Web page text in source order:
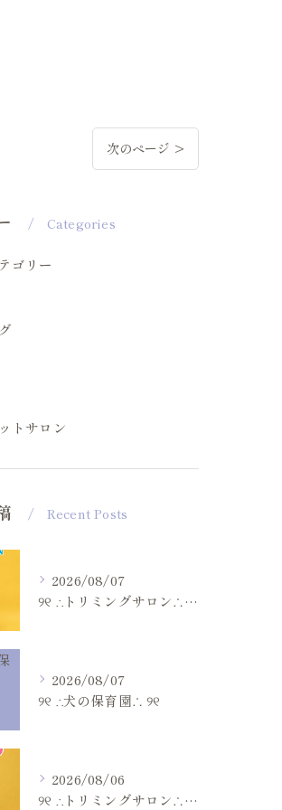
次のページ >
Categories
ゴリー
トサロン
Recent Posts
2026/08/07
୨୧ ∴トリミングサロン∴ ୨୧
2026/08/07
୨୧ ∴犬の保育園∴ ୨୧
2026/08/06
୨୧ ∴トリミングサロン∴ ୨୧